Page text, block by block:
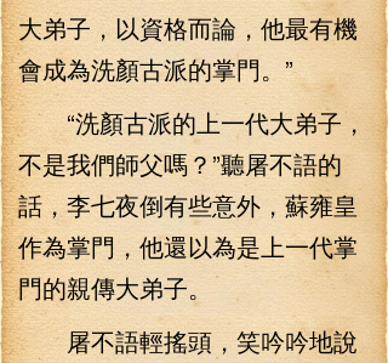
大弟子，以資格而論，他最有機
會成為洗顏古派的掌門。”
“洗顏古派的上一代大弟子，
不是我們師父嗎？”聽屠不語的
話，李七夜倒有些意外，蘇雍皇
作為掌門，他還以為是上一代掌
門的親傳大弟子。
屠不語輕搖頭，笑吟吟地說